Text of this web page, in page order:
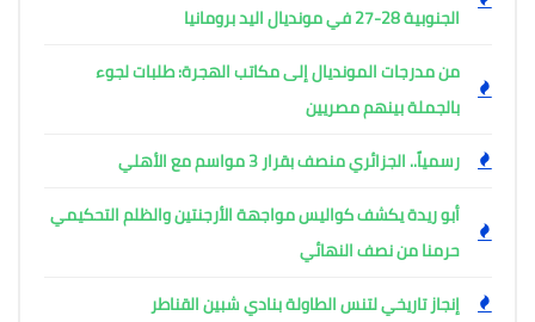
الجنوبية 28-27 في مونديال اليد برومانيا
من مدرجات المونديال إلى مكاتب الهجرة: طلبات لجوء
بالجملة بينهم مصريين
رسمياً.. الجزائري منصف بقرار 3 مواسم مع الأهلي
أبو ريدة يكشف كواليس مواجهة الأرجنتين والظلم التحكيمي
حرمنا من نصف النهائي
إنجاز تاريخي لتنس الطاولة بنادي شبين القناطر